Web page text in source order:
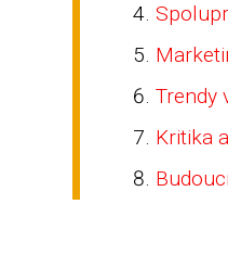
Trendy
Kritika